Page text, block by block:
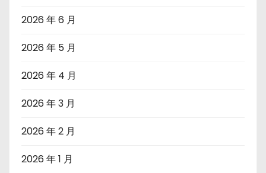
2026 年 6 月
2026 年 5 月
2026 年 4 月
2026 年 3 月
2026 年 2 月
2026 年 1 月